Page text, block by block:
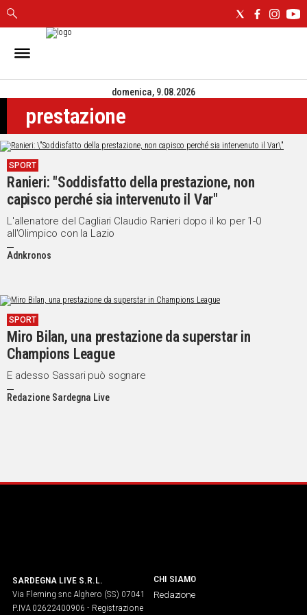
IN
CAGLIARI
SASSARI
NUORO
ORISTANO
SULCIS
GALLURA
OGLIASTRA
MEDIO
CAMPIDANO
POLITICA
IN
ITALIA
NEL
MONDO
AL CANALE
WHATSAPP
domenica, 9.08.2026
prestazione
SPORT
Ranieri: "Soddisfatto della prestazione, non
capisco perché sia intervenuto il Var"
L'allenatore del Cagliari Claudio Ranieri dopo il ko per 1-0
all'Olimpico con la Lazio
Adnkronos
SPORT
Miro Bilan, una prestazione da superstar in
Champions League
E adesso Sassari può sognare
Redazione Sardegna Live
SARDEGNA LIVE S.R.L.
Via Fleming snc Alghero (SS) 07041
P.IVA 02622400906 - Registrazione
CHI SIAMO
Redazione